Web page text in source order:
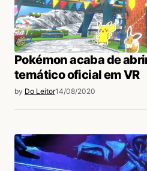
Pokémon acaba de
temático oficial em VR
by Do Leitor14/08/2020